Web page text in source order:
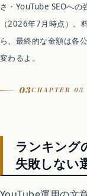
個人向けは無料で使
向く用途
台本・概要欄をサッ
得意なこと
Windows/Edge/アプ
Web/アプリ・作りた
おすすめ用途
お金をかけず手軽に
さ・YouTube SEOへの
（2026年7月時点）。
ら、最終的な金額は各
変わるよ。
03CHAPTER 03
ランキング
失敗しない